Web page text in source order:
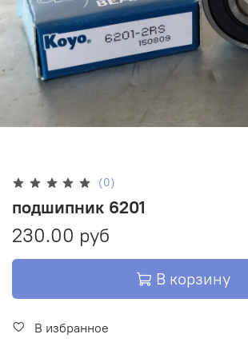
(0)
подшипник 6201
230.00 руб
В корзину
В избранное